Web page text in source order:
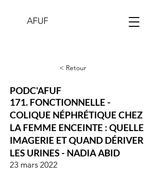
AFUF
< Retour
PODC'AFUF
171. FONCTIONNELLE -
COLIQUE NÉPHRÉTIQUE CHEZ
LA FEMME ENCEINTE : QUELLE
IMAGERIE ET QUAND DÉRIVER
LES URINES - NADIA ABID
23 mars 2022